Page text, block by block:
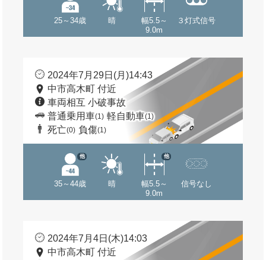
25～34歳 晴
幅5.5～
9.0m
３灯式信号
2024年7月29日(月)14:43
中市高木町 付近
車両相互 小破事故
普通乗用車(1) 軽自動車(1)
死亡(0) 負傷(1)
35～44歳
他
晴
幅5.5～
9.0m
他
信号なし
2024年7月4日(木)14:03
中市高木町 付近